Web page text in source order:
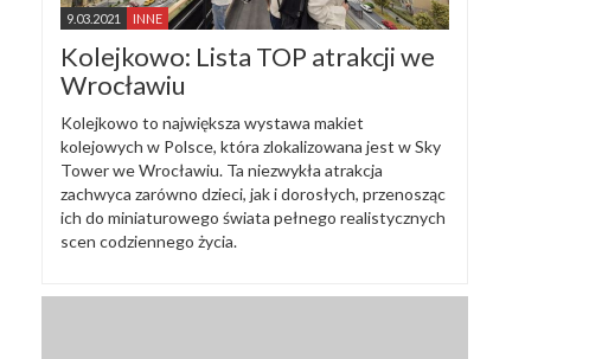
9.03.2021 INNE
Kolejkowo: Lista TOP atrakcji we
Wrocławiu
Kolejkowo to największa wystawa makiet
kolejowych w Polsce, która zlokalizowana jest w Sky
Tower we Wrocławiu. Ta niezwykła atrakcja
zachwyca zarówno dzieci, jak i dorosłych, przenosząc
ich do miniaturowego świata pełnego realistycznych
scen codziennego życia.